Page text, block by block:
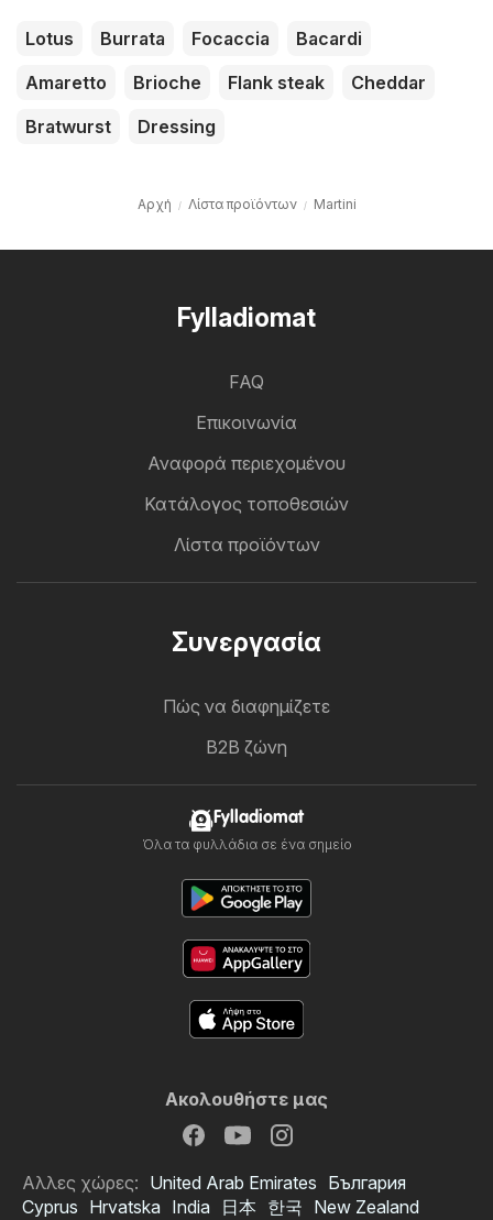
Lotus Burrata Focaccia
Bacardi
Amaretto
Brioche Flank steak
Cheddar
Bratwurst
Dressing
Αρχή Λίστα προϊόντων Martini
Fylladiomat
FAQ
Επικοινωνία
Αναφορά περιεχομένου
Κατάλογος τοποθεσιών
Λίστα προϊόντων
Συνεργασία
Πώς να διαφημίζετε
B2B ζώνη
Fylladiomat
Όλα τα φυλλάδια σε ένα σημείο
Ακολουθήστε μας
Αλλες χώρες: United Arab Emirates България
Cyprus Hrvatska India 日本 한국 New Zealand